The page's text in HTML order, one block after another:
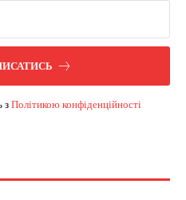
з Політикою конфіденційності